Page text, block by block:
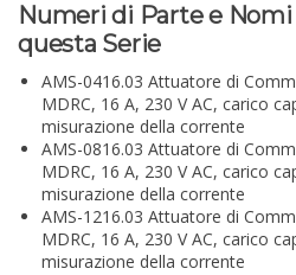
Numeri di Parte e
questa Serie
AMS-0416.03 Attuatore di
MDRC, 16 A, 230 V AC, carico
misurazione della corrente
AMS-0816.03 Attuatore di
MDRC, 16 A, 230 V AC, carico
misurazione della corrente
AMS-1216.03 Attuatore di
MDRC, 16 A, 230 V AC, carico
misurazione della corrente